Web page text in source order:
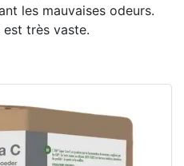
les mauvaises odeurs.
très vaste.